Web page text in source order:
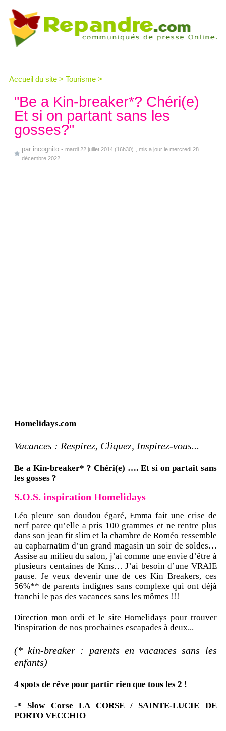
Accueil du site > Tourisme >
"Be a Kin-breaker*? Chéri(e)
Et si on partant sans les
gosses?"
par incognito - mardi 22 juillet 2014 (16h30)
, mis a jour le mercredi 28
décembre 2022
Homelidays.com
Vacances : Respirez, Cliquez, Inspirez-vous...
Be a Kin-breaker* ? Chéri(e) …. Et si on partait sans
les gosses ?
S.O.S. inspiration Homelidays
Léo pleure son doudou égaré, Emma fait une crise de
nerf parce qu’elle a pris 100 grammes et ne rentre plus
dans son jean fit slim et la chambre de Roméo ressemble
au capharnaüm d’un grand magasin un soir de soldes…
Assise au milieu du salon, j’ai comme une envie d’être à
plusieurs centaines de Kms… J’ai besoin d’une VRAIE
pause. Je veux devenir une de ces Kin Breakers, ces
56%** de parents indignes sans complexe qui ont déjà
franchi le pas des vacances sans les mômes !!!
Direction mon ordi et le site Homelidays pour trouver
l'inspiration de nos prochaines escapades à deux...
(* kin-breaker : parents en vacances sans les
enfants)
4 spots de rêve pour partir rien que tous les 2 !
-* Slow Corse
LA CORSE / SAINTE-LUCIE DE
PORTO VECCHIO